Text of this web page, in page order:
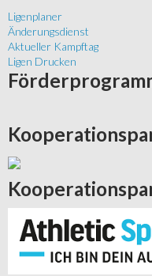
Ligenplaner
Änderungsdienst
Aktueller Kampftag
Ligen Drucken